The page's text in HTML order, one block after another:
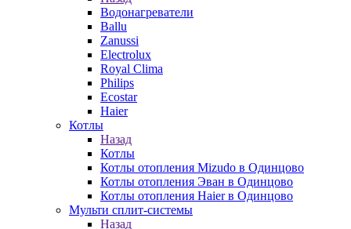
Водонагреватели
Ballu
Zanussi
Electrolux
Royal Clima
Philips
Ecostar
Haier
Котлы
Назад
Котлы
Котлы отопления Mizudo в Одинцово
Котлы отопления Эван в Одинцово
Котлы отопления Haier в Одинцово
Мульти сплит-системы
Назад